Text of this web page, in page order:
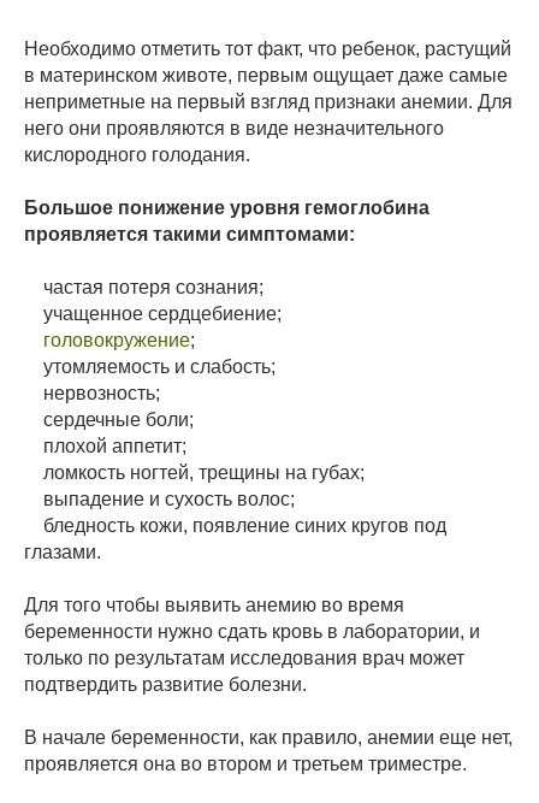
Необходимо отметить тот факт, что ребенок, растущий
в материнском животе, первым ощущает даже самые
неприметные на первый взгляд признаки анемии. Для
него они проявляются в виде незначительного
кислородного голодания.
Большое понижение уровня гемоглобина
проявляется такими симптомами:
частая потеря сознания;
учащенное сердцебиение;
головокружение;
утомляемость и слабость;
нервозность;
сердечные боли;
плохой аппетит;
ломкость ногтей, трещины на губах;
выпадение и сухость волос;
бледность кожи, появление синих кругов под
глазами.
Для того чтобы выявить анемию во время
беременности нужно сдать кровь в лаборатории, и
только по результатам исследования врач может
подтвердить развитие болезни.
В начале беременности, как правило, анемии еще нет,
проявляется она во втором и третьем триместре.